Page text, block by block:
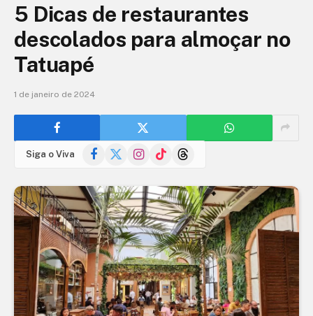
5 Dicas de restaurantes
descolados para almoçar no
Tatuapé
1 de janeiro de 2024
Siga o Viva Facebook
X
InstagramTikTokThreads